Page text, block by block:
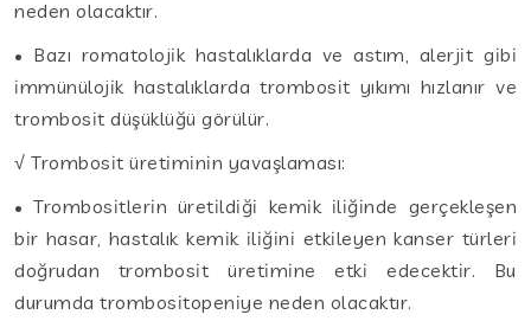
neden olacaktır.
• Bazı romatolojik hastalıklarda ve astım, alerjit gibi
immünülojik hastalıklarda trombosit yıkımı hızlanır ve
trombosit düşüklüğü görülür.
√ Trombosit üretiminin yavaşlaması:
• Trombositlerin üretildiği kemik iliğinde gerçekleşen
bir hasar, hastalık kemik iliğini etkileyen kanser türleri
doğrudan trombosit üretimine etki edecektir. Bu
durumda trombositopeniye neden olacaktır.